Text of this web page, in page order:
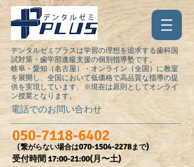
デンタルゼミプラスは学習の理想を追求する歯科国
試対策・歯学部進級支援の個別指導塾です。
岐阜・愛知（名古屋）・オンライン（全国）に教室
を展開し、全国において低価格で高品質な指導の提
供を実現しています。※現在は原則としてオンライ
ン授業となります。
電話でのお問い合わせ
050-7118-6402
（繋がらない場合は070-1504-2278まで)
受付時間​ 17:00-21:00(月〜土)